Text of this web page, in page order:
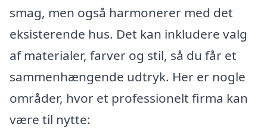
smag, men også harmonerer med det
eksisterende hus. Det kan inkludere valg
af materialer, farver og stil, så du får et
sammenhængende udtryk. Her er nogle
områder, hvor et professionelt firma kan
være til nytte: